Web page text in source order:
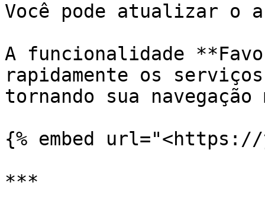
Você pode atualizar o
A funcionalidade
rapidamente os
tornando sua
{% embed url="<https://
***